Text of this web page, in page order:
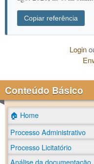
Copiar referência
Login
Conteúdo Básico
🏠 Home
Processo Administrativo
Processo Licitatório